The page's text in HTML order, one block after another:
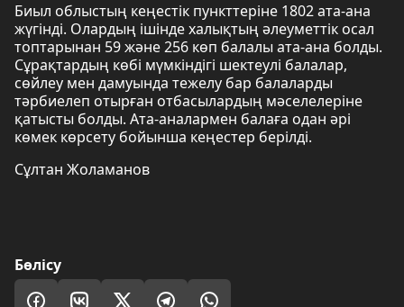
Биыл облыстың кеңестік пункттеріне 1802 ата-ана
жүгінді. Олардың ішінде халықтың әлеуметтік осал
топтарынан 59 және 256 көп балалы ата-ана болды.
Сұрақтардың көбі мүмкіндігі шектеулі балалар,
сөйлеу мен дамуында тежелу бар балаларды
тәрбиелеп отырған отбасылардың мәселелеріне
қатысты болды. Ата-аналармен балаға одан әрі
көмек көрсету бойынша кеңестер берілді.
Сұлтан Жоламанов
Бөлісу